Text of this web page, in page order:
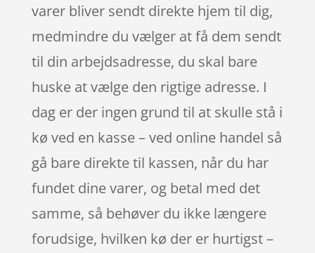
varer bliver sendt direkte hjem til dig,
medmindre du vælger at få dem sendt
til din arbejdsadresse, du skal bare
huske at vælge den rigtige adresse. I
dag er der ingen grund til at skulle stå i
kø ved en kasse – ved online handel så
gå bare direkte til kassen, når du har
fundet dine varer, og betal med det
samme, så behøver du ikke længere
forudsige, hvilken kø der er hurtigst –